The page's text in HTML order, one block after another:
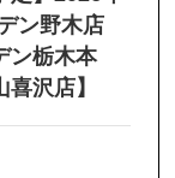
ン野木店
ン栃木本
沢店】